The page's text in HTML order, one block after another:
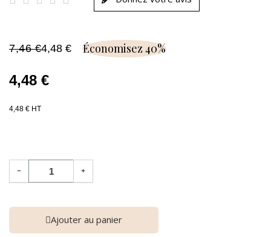
7,46 €4,48 € Économisez 40%
4,48 €
4,48 € HT
− +
Ajouter au panier